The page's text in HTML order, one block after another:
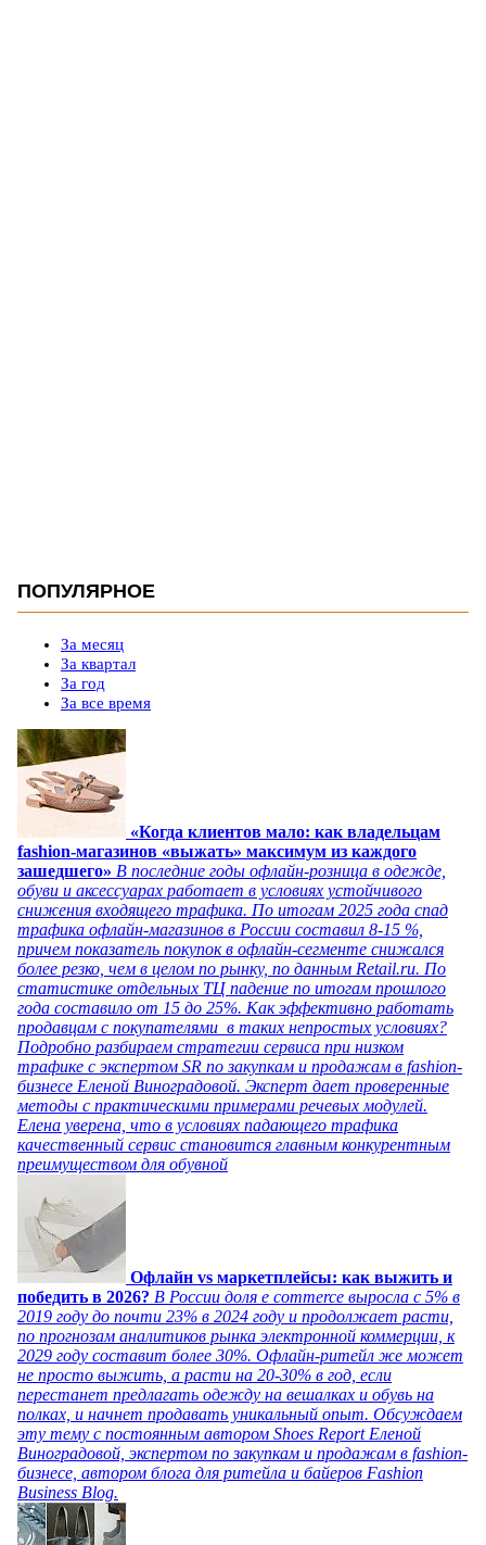
ПОПУЛЯРНОЕ
За месяц
За квартал
За год
За все время
«Когда клиентов мало: как владельцам
fashion-магазинов «выжать» максимум из каждого
зашедшего» В последние годы офлайн-розница в одежде,
обуви и аксессуарах работает в условиях устойчивого
снижения входящего трафика. По итогам 2025 года спад
трафика офлайн-магазинов в России составил 8-15 %,
причем показатель покупок в офлайн-сегменте снижался
более резко, чем в целом по рынку, по данным Retail.ru. По
статистике отдельных ТЦ падение по итогам прошлого
года составило от 15 до 25%. Как эффективно работать
продавцам с покупателями в таких непростых условиях?
Подробно разбираем стратегии сервиса при низком
трафике с экспертом SR по закупкам и продажам в fashion-
бизнесе Еленой Виноградовой. Эксперт дает проверенные
методы с практическими примерами речевых модулей.
Елена уверена, что в условиях падающего трафика
качественный сервис становится главным конкурентным
преимуществом для обувной
Офлайн vs маркетплейсы: как выжить и
победить в 2026? В России доля e commerce выросла с 5% в
2019 году до почти 23% в 2024 году и продолжает расти,
по прогнозам аналитиков рынка электронной коммерции, к
2029 году составит более 30%. Офлайн-ритейл же может
не просто выжить, а расти на 20-30% в год, если
перестанет предлагать одежду на вешалках и обувь на
полках, и начнет продавать уникальный опыт. Обсуждаем
эту тему с постоянным автором Shoes Report Еленой
Виноградовой, экспертом по закупкам и продажам в fashion-
бизнесе, автором блога для ритейла и байеров Fashion
Business Blog.